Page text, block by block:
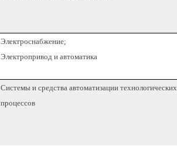
Электроснабжение;
Электропривод и автоматика
Системы и средства автоматизации технологических
процессов